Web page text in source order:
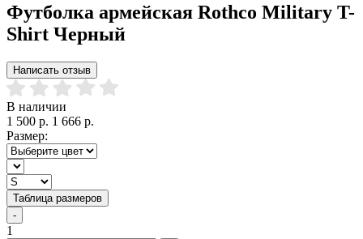
Футболка армейская Rothco Military T-
Shirt Черный
Написать отзыв
В наличии
1 500 р. 1 666 р.
Размер:
Таблица размеров
-
1